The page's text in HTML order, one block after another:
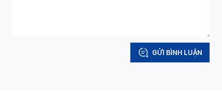
GỬI BÌNH LUẬN